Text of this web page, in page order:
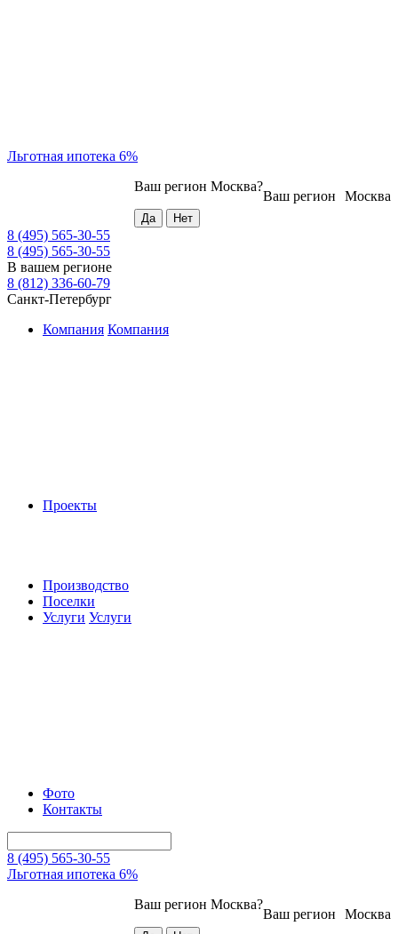
Льготная ипотека 6%
Москва
Ваш регион
Ваш регион Москва?
8 (495) 565-30-55
8 (495) 565-30-55
В вашем регионе
8 (812) 336-60-79
Санкт-Петербург
Компания Компания
Проекты
Производство
Поселки
Услуги Услуги
Фото
Контакты
8 (495) 565-30-55
Льготная ипотека 6%
Москва
Ваш регион
Ваш регион Москва?